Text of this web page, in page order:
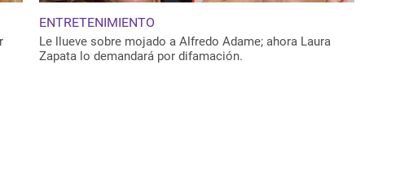
ENTRETENIMIENTO
Le llueve sobre mojado a Alfredo Adame; ahora Laura
Zapata lo demandará por difamación.